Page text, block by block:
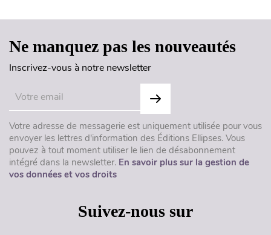
Ne manquez pas les nouveautés
Inscrivez-vous à notre newsletter
Votre adresse de messagerie est uniquement utilisée pour vous
envoyer les lettres d'information des Éditions Ellipses. Vous
pouvez à tout moment utiliser le lien de désabonnement
intégré dans la newsletter. En savoir plus sur la gestion de
vos données et vos droits
Suivez-nous sur